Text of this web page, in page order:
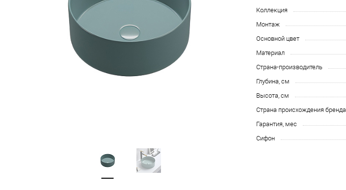
Коллекция
Монтаж
Основной цвет
Материал
Страна-производитель
Глубина, см
Высота, см
Страна происхождения бренда
Гарантия, мес
Сифон